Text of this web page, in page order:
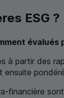
ESG ?
évalués
à partir des
financière